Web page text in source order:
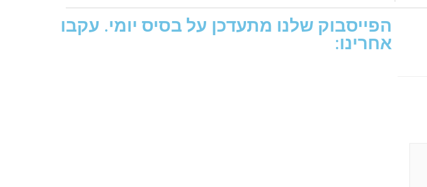
הפייסבוק שלנו מתעדכן על בסיס יומי. עקבו
אחרינו: